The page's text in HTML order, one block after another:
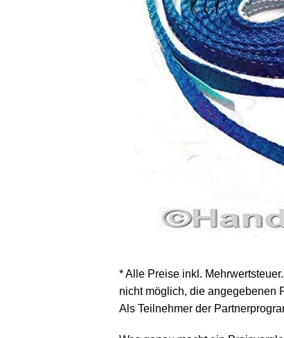
* Alle Preise inkl.
nicht möglich, die angegebenen
Als Teilnehmer der